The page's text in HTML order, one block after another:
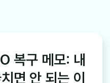
복구 메모: 내
면 안 되는 이